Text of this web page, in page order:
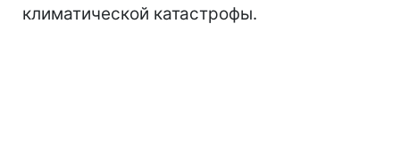
климатической катастрофы.